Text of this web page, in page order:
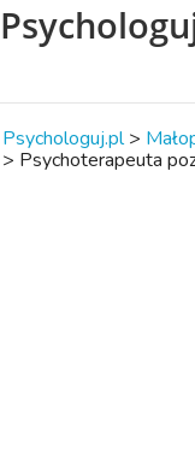
Psychologuj.pl >
> Psychoterapeuta